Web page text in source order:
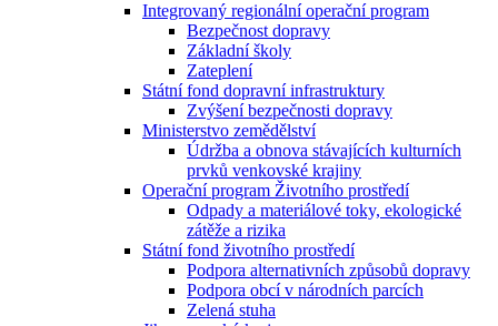
Integrovaný regionální operační program
Bezpečnost dopravy
Základní školy
Zateplení
Státní fond dopravní infrastruktury
Zvýšení bezpečnosti dopravy
Ministerstvo zemědělství
Údržba a obnova stávajících kulturních
prvků venkovské krajiny
Operační program Životního prostředí
Odpady a materiálové toky, ekologické
zátěže a rizika
Státní fond životního prostředí
Podpora alternativních způsobů dopravy
Podpora obcí v národních parcích
Zelená stuha